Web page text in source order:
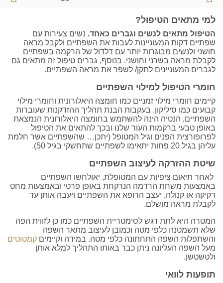
למי מתאים הטיפול?
הטיפול מתאים לנשים וגברים כאחד. נשים צעירות עם
שפתיים דקות המעוניינות לעבות את השפתיים ולקבל מראה
חושני ולנשים מבוגרות יותר עם דלדול של הרקמה בשפתיים
לקבלת מראה בשרני וחושני. בנוסף, גברים טיפול זה מתאים גם
לגברים המעוניינים לתקן/ לשפר את מראה השפתיים.
חומרי הטיפול למילוי השפתיים
קיימים חומרי מילוי זמניים כמו חומצה היאלורונית וחומרי מילוי
קבועים כמו סיליקון. בעקבות הבנת תהליך ההזדקנות שעוברות
השפתיים, הנטיה הינה להשתמש בחומצה היאלורונית הנמצאת
באופן טבעי ברקמות העור שלנו ובכך להתאים את הטיפול
לפרופורצית הפנים וגיל המטופל (יתכן… שהשפתיים אשר חלמת
עליהן בגיל 20 פחות יתאימו לשפתיים שתחשקי בגיל 50).
שיטת ההזרקה לעיצוב השפתיים
לאחר תיאום ציפיות עם המטופלת, יאולחשו השפתיים
באמצעות משחת הרדמה הנרקחת באופן פרטי ובאמצעות מחט
דקיקה או קנולה, יעצב הרופא את השפתיים ויעבה אותן עד
לקבלת מראה מושלם.
המטרה היא לתת דגש לסימטריית השפתיים כמו כן לזווית הפה
שלא תשמטנה כלפי מטה וכמובן לעיצוב מתאר השפה
והשתפלות השפה התחתונה כלפי מטה. במידה וקיימים קמטוטים
מעל השפה העליונה ניתן כבר באותו התהליך למלא אותן
ולטשטשן.
תופעות לוואי